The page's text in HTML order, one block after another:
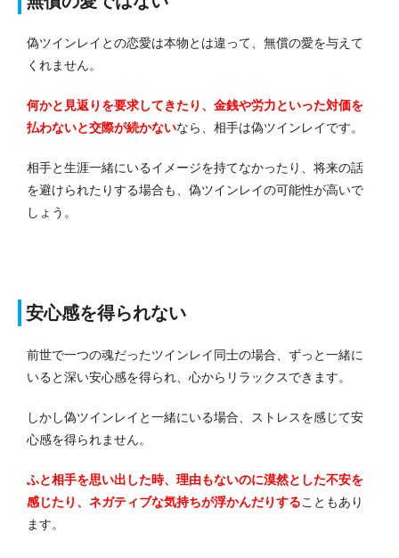
偽ツインレイとの恋愛は本物とは違って、無償の愛を与えて
くれません。
何かと見返りを要求してきたり、金銭や労力といった対価を
払わないと交際が続かないなら、相手は偽ツインレイです。
相手と生涯一緒にいるイメージを持てなかったり、将来の話
を避けられたりする場合も、偽ツインレイの可能性が高いで
しょう。
安心感を得られない
前世で一つの魂だったツインレイ同士の場合、ずっと一緒に
いると深い安心感を得られ、心からリラックスできます。
しかし偽ツインレイと一緒にいる場合、ストレスを感じて安
心感を得られません。
ふと相手を思い出した時、理由もないのに漠然とした不安を
感じたり、ネガティブな気持ちが浮かんだりすることもあり
ます。